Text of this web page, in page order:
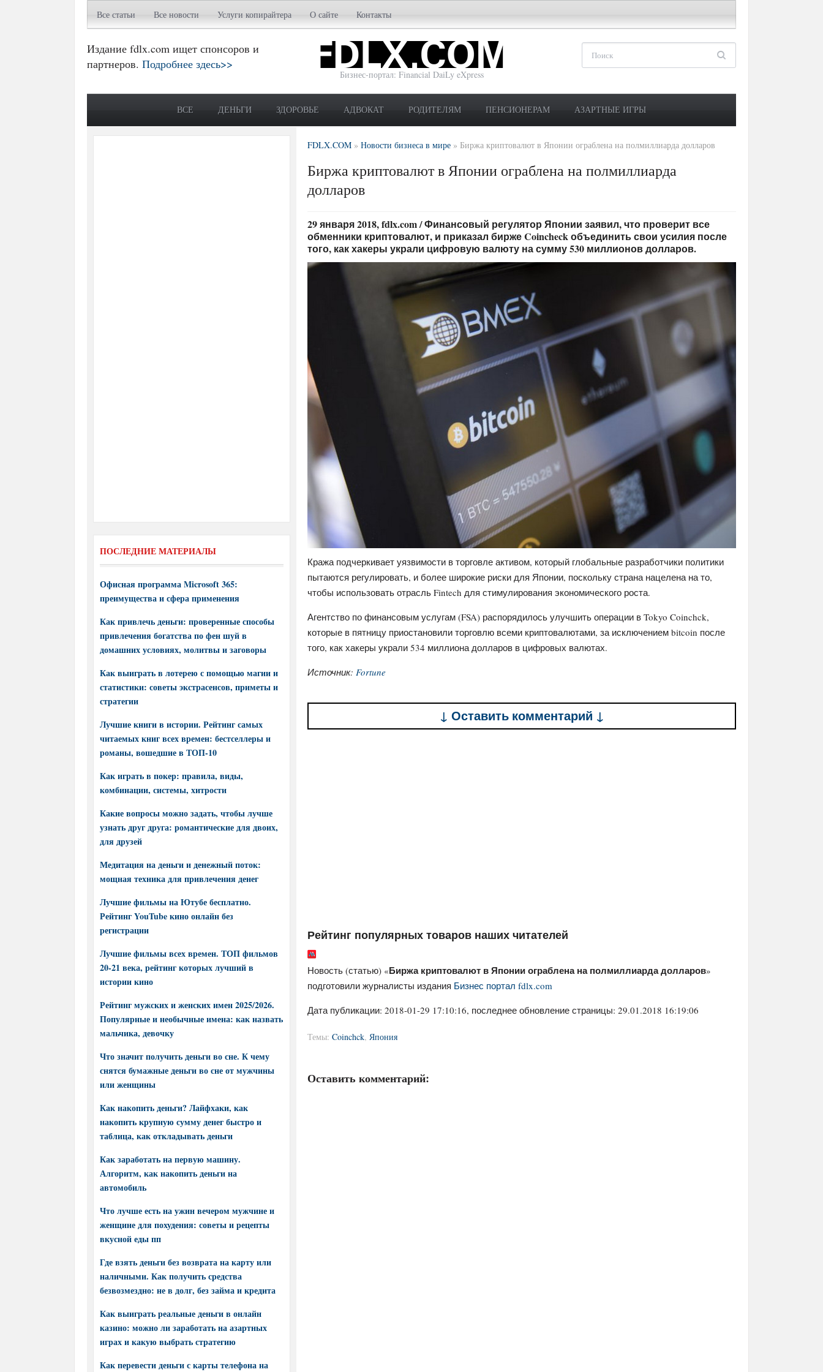
Все статьи Все новости Услуги копирайтера О сайте Контакты
Издание fdlx.com ищет спонсоров и
партнеров. Подробнее здесь>>
Бизнес-портал: Financial DaiLy eXpress
ВСЕ ДЕНЬГИ ЗДОРОВЬЕ АДВОКАТ РОДИТЕЛЯМ ПЕНСИОНЕРАМ АЗАРТНЫЕ ИГРЫ
FDLX.COM » Новости бизнеса в мире » Биржа криптовалют в Японии ограблена на полмиллиарда долларов
Биржа криптовалют в Японии ограблена на полмиллиарда
долларов
29 января 2018, fdlx.com / Финансовый регулятор Японии заявил, что проверит все
обменники криптовалют, и приказал бирже Coincheck объединить свои усилия после
того, как хакеры украли цифровую валюту на сумму 530 миллионов долларов.
Кража подчеркивает уязвимости в торговле активом, который глобальные разработчики политики
пытаются регулировать, и более широкие риски для Японии, поскольку страна нацелена ​​на то,
чтобы использовать отрасль Fintech для стимулирования экономического роста.
Агентство по финансовым услугам (FSA) распорядилось улучшить операции в Tokyo Coinchck,
которые в пятницу приостановили торговлю всеми криптовалютами, за исключением bitcoin после
того, как хакеры украли 534 миллиона долларов в цифровых валютах.
Источник: Fortune
↓ Оставить комментарий ↓
Рейтинг популярных товаров наших читателей
Новость (статью) «Биржа криптовалют в Японии ограблена на полмиллиарда долларов»
подготовили журналисты издания Бизнес портал fdlx.com
Дата публикации: 2018-01-29 17:10:16, последнее обновление страницы: 29.01.2018 16:19:06
Темы: Coinchck, Япония
Оставить комментарий:
ПОСЛЕДНИЕ МАТЕРИАЛЫ
Офисная программа Microsoft 365:
преимущества и сфера применения
Как привлечь деньги: проверенные способы
привлечения богатства по фен шуй в
домашних условиях, молитвы и заговоры
Как выиграть в лотерею с помощью магии и
статистики: советы экстрасенсов, приметы и
стратегии
Лучшие книги в истории. Рейтинг самых
читаемых книг всех времен: бестселлеры и
романы, вошедшие в ТОП-10
Как играть в покер: правила, виды,
комбинации, системы, хитрости
Какие вопросы можно задать, чтобы лучше
узнать друг друга: романтические для двоих,
для друзей
Медитация на деньги и денежный поток:
мощная техника для привлечения денег
Лучшие фильмы на Ютубе бесплатно.
Рейтинг YouTube кино онлайн без
регистрации
Лучшие фильмы всех времен. ТОП фильмов
20-21 века, рейтинг которых лучший в
истории кино
Рейтинг мужских и женских имен 2025/2026.
Популярные и необычные имена: как назвать
мальчика, девочку
Что значит получить деньги во сне. К чему
снятся бумажные деньги во сне от мужчины
или женщины
Как накопить деньги? Лайфхаки, как
накопить крупную сумму денег быстро и
таблица, как откладывать деньги
Как заработать на первую машину.
Алгоритм, как накопить деньги на
автомобиль
Что лучше есть на ужин вечером мужчине и
женщине для похудения: советы и рецепты
вкусной еды пп
Где взять деньги без возврата на карту или
наличными. Как получить средства
безвозмездно: не в долг, без займа и кредита
Как выиграть реальные деньги в онлайн
казино: можно ли заработать на азартных
играх и какую выбрать стратегию
Как перевести деньги с карты телефона на